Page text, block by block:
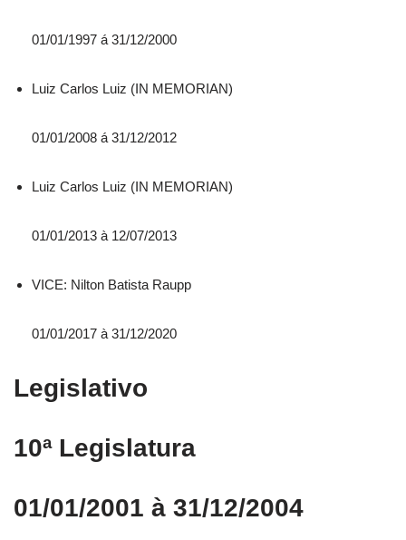
01/01/1997 á 31/12/2000
Luiz Carlos Luiz (IN MEMORIAN)
01/01/2008 á 31/12/2012
Luiz Carlos Luiz (IN MEMORIAN)
01/01/2013 à 12/07/2013
VICE: Nilton Batista Raupp
01/01/2017 à 31/12/2020
Legislativo
10ª Legislatura
01/01/2001 à 31/12/2004